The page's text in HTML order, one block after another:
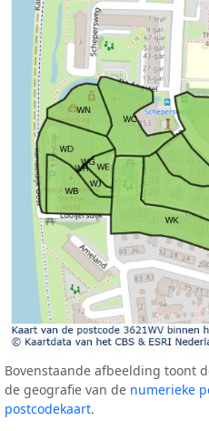
Bovenstaande afbeelding toont
de geografie van de numerieke
postcodekaart.